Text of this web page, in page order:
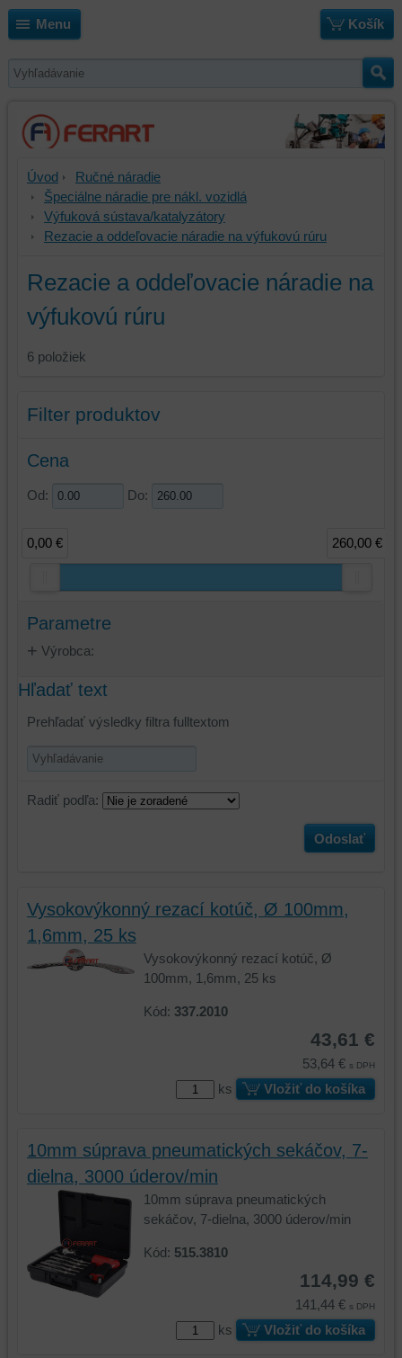
Menu Košík
Úvod
Ručné náradie
Špeciálne náradie pre nákl. vozidlá
Výfuková sústava/katalyzátory
Rezacie a oddeľovacie náradie na výfukovú rúru
Rezacie a oddeľovacie náradie na
výfukovú rúru
6 položiek
Filter produktov
Cena
Od: Do:
0,00 € 260,00 €
Parametre
Výrobca:
Hľadať text
Prehľadať výsledky filtra fulltextom
Radiť podľa:
Odoslať
Vysokovýkonný rezací kotúč, Ø 100mm,
1,6mm, 25 ks
Vysokovýkonný rezací kotúč, Ø
100mm, 1,6mm, 25 ks
Kód: 337.2010
43,61 €
53,64 € s DPH
ks Vložiť do košíka
10mm súprava pneumatických sekáčov, 7-
dielna, 3000 úderov/min
10mm súprava pneumatických
sekáčov, 7-dielna, 3000 úderov/min
Kód: 515.3810
114,99 €
141,44 € s DPH
ks Vložiť do košíka